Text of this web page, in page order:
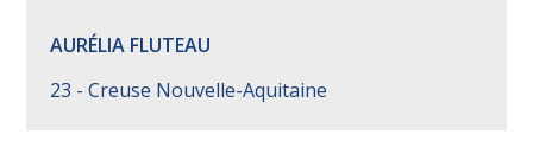
AURÉLIA FLUTEAU
23 - Creuse Nouvelle-Aquitaine